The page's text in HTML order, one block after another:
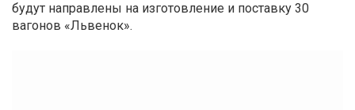
будут направлены на изготовление и поставку 30
вагонов «Львенок».